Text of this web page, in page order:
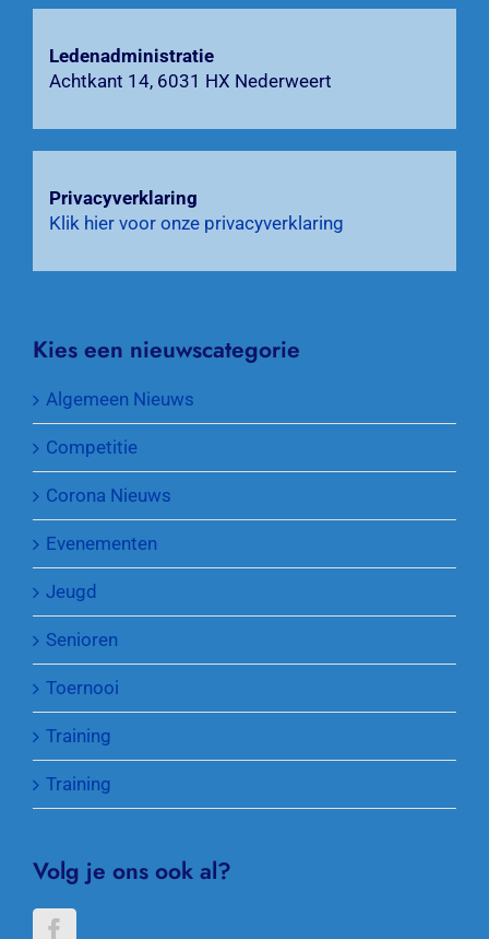
Ledenadministratie
Achtkant 14, 6031 HX Nederweert
Privacyverklaring
Klik hier voor onze privacyverklaring
Kies een nieuwscategorie
Algemeen Nieuws
Competitie
Corona Nieuws
Evenementen
Jeugd
Senioren
Toernooi
Training
Training
Volg je ons ook al?